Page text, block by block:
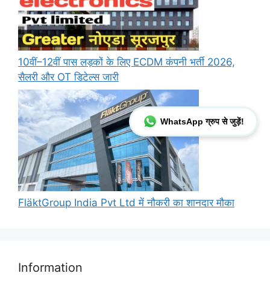
10वीं–12वीं पास लड़कों के लिए ECDM कंपनी भर्ती 2026,
सैलरी और OT डिटेल्स जारी
FläktGroup India Pvt Ltd में नौकरी का शानदार मौका
Information
WhatsApp ग्रुप से जुड़ें!